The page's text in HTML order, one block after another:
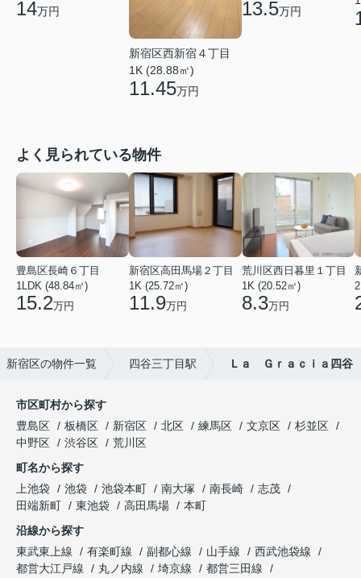
14万円
新宿区西新宿４丁目
1K (28.88㎡)
11.45万円
13.5万円
よく見られている物件
豊島区長崎６丁目
1LDK (48.84㎡)
15.2万円
新宿区高田馬場２丁目
1K (25.72㎡)
11.9万円
荒川区西日暮里１丁目
1K (20.52㎡)
8.3万円
新宿区の物件一覧 四谷三丁目駅 Ｌａ Ｇｒａｃｉａ四谷
市区町村から探す
豊島区
板橋区 新宿区 北区 練馬区 文京区
杉並区
中野区
渋谷区
荒川区
町名から探す
上池袋
池袋 池袋本町 南大塚 南長崎
志茂
田端新町
東池袋 高田馬場
本町
沿線から探す
東武東上線
有楽町線 副都心線 山手線
西武池袋線
都営大江戸線
丸ノ内線 埼京線
都営三田線